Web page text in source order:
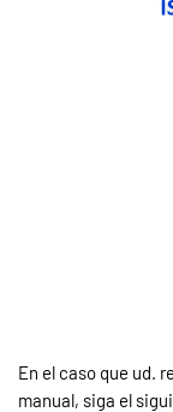
En el caso que ud.
manual, siga el